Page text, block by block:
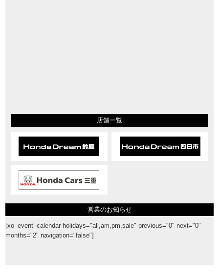
店舗一覧
営業のお知らせ
[xo_event_calendar holidays="all,am,pm,sale" previous="0" next="0"
months="2" navigation="false"]